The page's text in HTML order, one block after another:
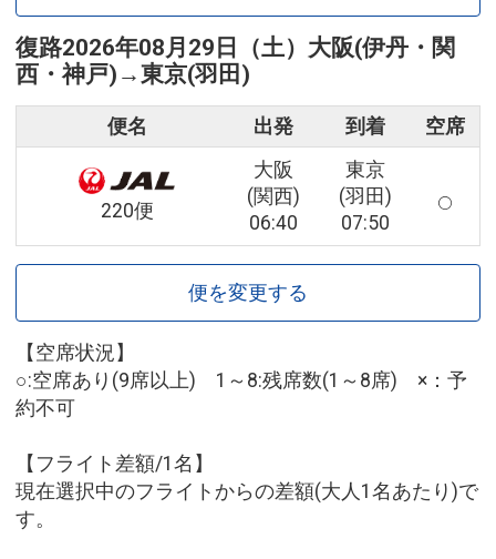
復路2026年08月29日（土） 大阪(伊丹・関
西・神戸) →東京(羽田)
便名 出発 到着 空席
220便
大阪
(関西)
06:40
東京
(羽田)
07:50
便を変更する
【空席状況】
○:空席あり(9席以上) 1～8:残席数(1～8席) ×：予
約不可
【フライト差額/1名】
現在選択中のフライトからの差額(大人1名あたり)で
す。